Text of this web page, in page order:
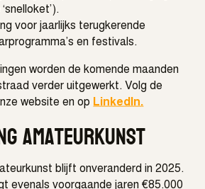
voor jaarlijks terugkerende
en festivals.
worden de komende maanden
verder uitgewerkt. Volg de
website en op LinkedIn.
amateurkunst
blijft onveranderd in 2025.
evenals voorgaande jaren €85.000